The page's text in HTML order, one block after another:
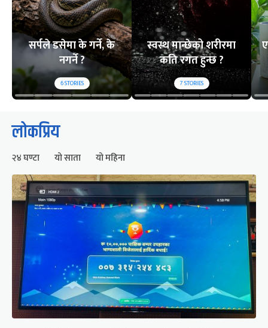
सर्पले डसेमा के गर्ने, के
नगर्ने ?
6STORIES
स्वस्थ मान्छेको शरीरमा
कति रगत हुन्छ ?
7STORIES
लोकप्रिय
२४ घण्टा यो साता यो महिना